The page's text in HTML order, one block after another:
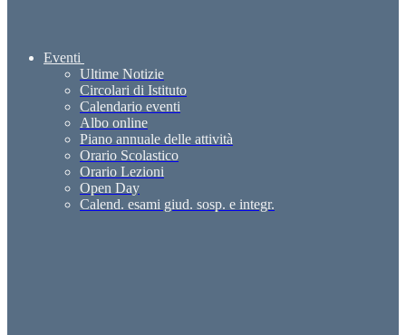
Eventi
Ultime Notizie
Circolari di Istituto
Calendario eventi
Albo online
Piano annuale delle attività
Orario Scolastico
Orario Lezioni
Open Day
Calend. esami giud. sosp. e integr.